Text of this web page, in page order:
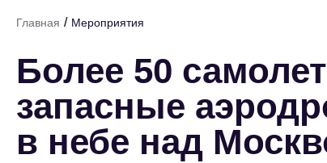
Главная / Мероприятия
Более 50
запасные
в небе над